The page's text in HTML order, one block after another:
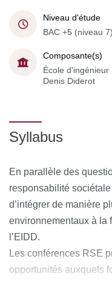
Niveau d'étude
BAC +5 (niveau 7)
Composante(s)
École d'ingénieur
Denis Diderot
Syllabus
En parallèle des
responsabilité
d’intégrer de manière
environnementaux à la
l’EIDD.
Les conférences RSE
opportunités auxquels